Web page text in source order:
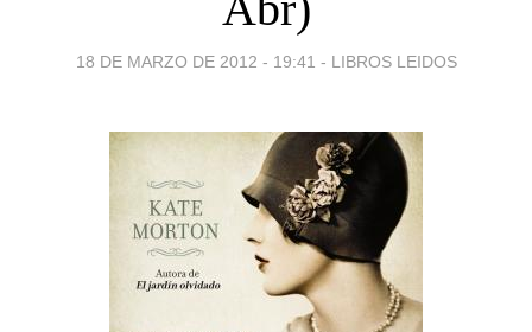
18 DE MARZO DE 2012 - 19:41 - LIBROS LEIDOS